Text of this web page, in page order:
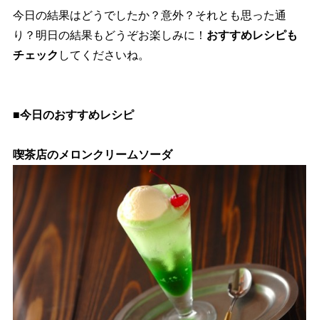
今日の結果はどうでしたか？意外？それとも思った通
り？明日の結果もどうぞお楽しみに！ おすすめレシピも
チェック してくださいね。
■今日のおすすめレシピ
喫茶店のメロンクリームソーダ